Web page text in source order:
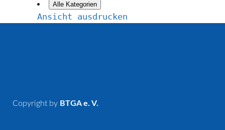
Alle Kategorien
Ansicht ausdrucken
Copyright by BTGA e. V.